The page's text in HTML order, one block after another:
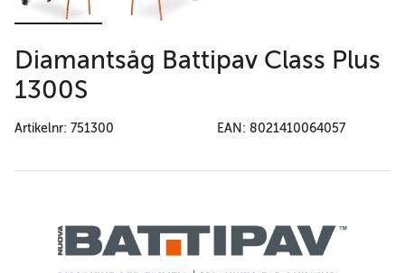
Diamantsåg Battipav Class Plus
1300S
Artikelnr: 751300 EAN: 8021410064057